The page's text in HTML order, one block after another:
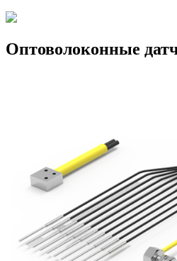
Оптоволоконные